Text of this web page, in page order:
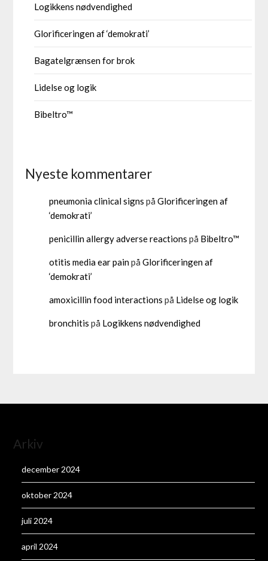
Logikkens nødvendighed
Glorificeringen af ‘demokrati’
Bagatelgrænsen for brok
Lidelse og logik
Bibeltro™
Nyeste kommentarer
pneumonia clinical signs påGlorificeringen af
‘demokrati’
penicillin allergy adverse reactions på Bibeltro™
otitis media ear painpåGlorificeringen af
‘demokrati’
amoxicillin food interactions på Lidelse og logik
bronchitis på Logikkens nødvendighed
Arkiv
december 2024
oktober 2024
juli 2024
april 2024